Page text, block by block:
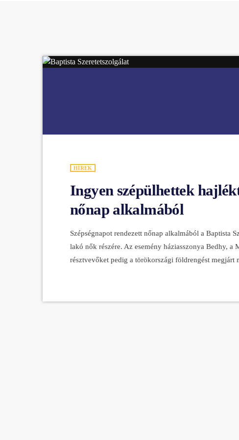
HÍREK
Ingyen szépülhettek
nőnap alkalmából
Szépségnapot rendezett nőnap alkalmából a Baptista
lakó nők részére. Az esemény háziasszonya Bedhy,
résztvevőket pedig a törökországi földrengést megjárt